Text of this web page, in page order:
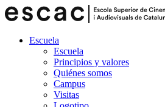
Escuela
Escuela
Principios y valores
Quiénes somos
Campus
Visitas